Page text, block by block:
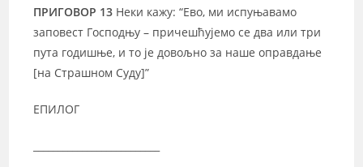
ПРИГОВОР 13 Неки кажу: “Ево, ми испуњавамо
заповест Господњу – причешћујемо се два или три
пута годишње, и то је довољно за наше оправдање
[на Страшном Суду]”
ЕПИЛОГ